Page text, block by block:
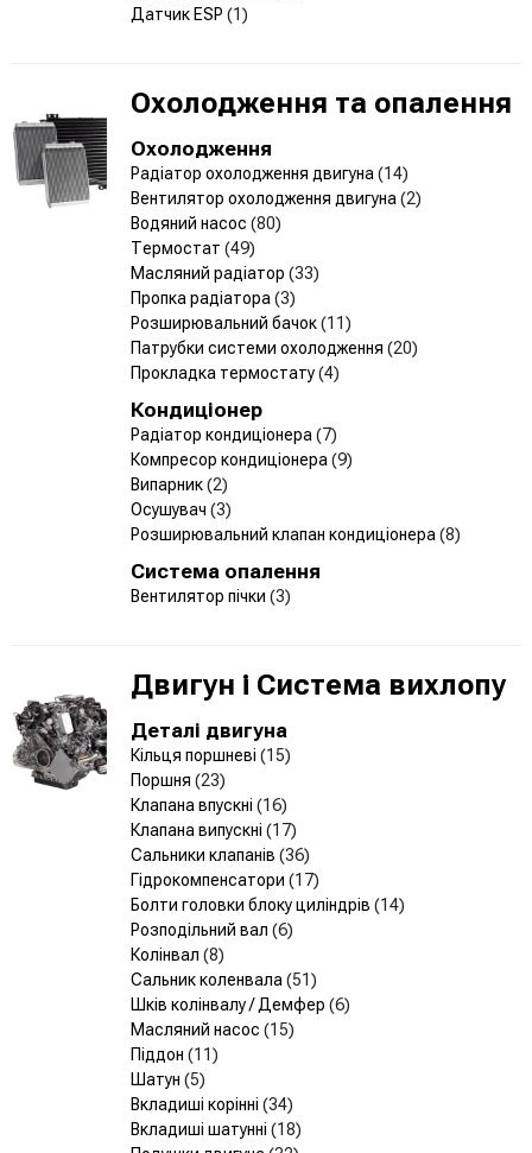
Датчик ESP (1)
Охолодження та опалення
Охолодження
Радіатор охолодження двигуна (14)
Вентилятор охолодження двигуна (2)
Водяний насос (80)
Термостат (49)
Масляний радіатор (33)
Пропка радіатора (3)
Розширювальний бачок(11)
Патрубки системи охолодження (20)
Прокладка термостату(4)
Кондиціонер
Радіатор кондиціонера (7)
Компресор кондиціонера (9)
Випарник(2)
Осушувач (3)
Розширювальний клапан кондиціонера (8)
Система опалення
Вентилятор пічки (3)
Двигун і Система вихлопу
Деталі двигуна
Кільця поршневі (15)
Поршня (23)
Клапана впускні (16)
Клапана випускні (17)
Сальники клапанів (36)
Гідрокомпенсатори (17)
Болти головки блоку циліндрів (14)
Розподільний вал (6)
Колінвал (8)
Сальник коленвала (51)
Шків колінвалу / Демфер (6)
Масляний насос (15)
Піддон (11)
Шатун (5)
Вкладиші корінні (34)
Вкладиші шатунні (18)